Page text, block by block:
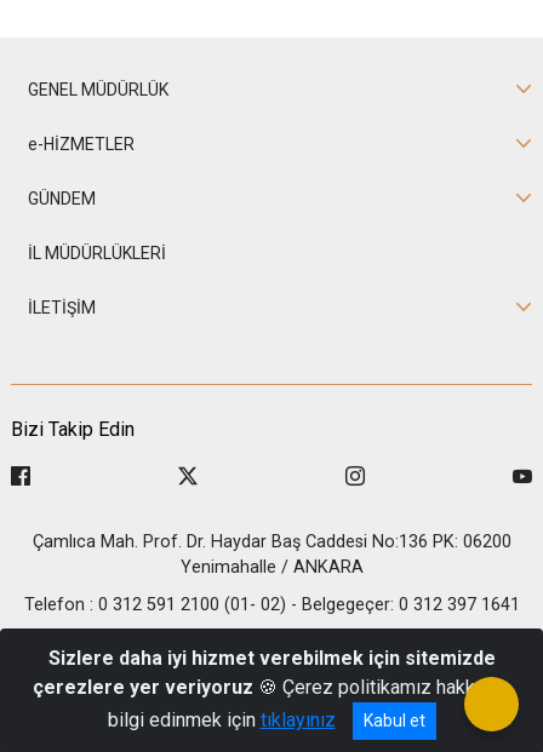
GENEL MÜDÜRLÜK
e-HİZMETLER
GÜNDEM
İL MÜDÜRLÜKLERİ
İLETİŞİM
Bizi Takip Edin
Çamlıca Mah. Prof. Dr. Haydar Baş Caddesi No:136 PK: 06200
Yenimahalle / ANKARA
Telefon : 0 312 591 2100 (01- 02) - Belgegeçer: 0 312 397 1641
Genel Müdürlüğü
Sizlere daha iyi hizmet verebilmek için sitemizde
çerezlere yer veriyoruz 🍪 Çerez politikamız hakkında
bilgi edinmek için tıklayınız Kabul et